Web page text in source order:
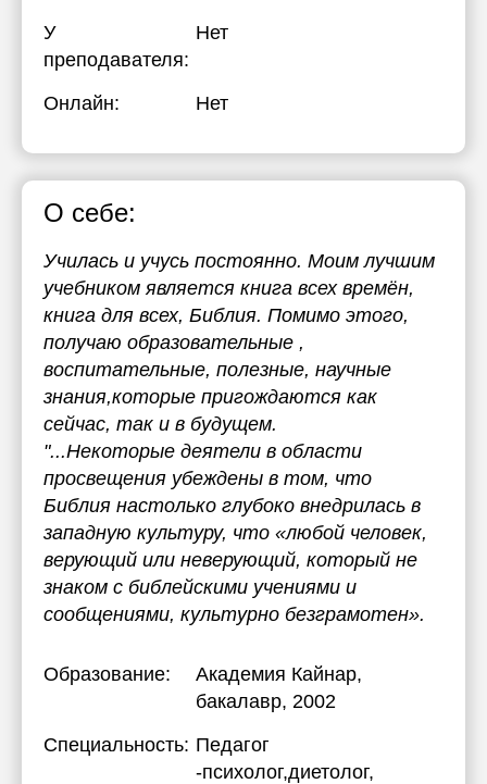
У
преподавателя:
Нет
Онлайн: Нет
О себе:
Училась и учусь постоянно. Моим лучшим
учебником является книга всех времён,
книга для всех, Библия. Помимо этого,
получаю образовательные ,
воспитательные, полезные, научные
знания,которые пригождаются как
сейчас, так и в будущем.
"...Некоторые деятели в области
просвещения убеждены в том, что
Библия настолько глубоко внедрилась в
западную культуру, что «любой человек,
верующий или неверующий, который не
знаком с библейскими учениями и
сообщениями, культурно безграмотен».
Образование: Академия Кайнар,
бакалавр, 2002
Специальность: Педагог
-психолог,диетолог,